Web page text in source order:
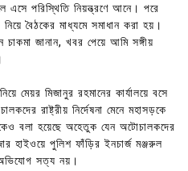
এসে পরিস্থিতি নিয়ন্ত্রণে আনে। পরে
বৈঠকের মাধ্যমে সমাধান করা হয়।
জানান, খবর পেয়ে আমি সঙ্গীয়
মেয়র মিজানুর রহমানের কার্যালয়ে বসে
রাষ্ট্রীয় নির্দেষনা মেনে মহাসড়কে
বলা হয়েছে অহেতুক যেন অটোচালকদের
হাইওয়ে পুলিশ ফাঁড়ির ইনচার্জ মঞ্জরুল
সত্য নয়।